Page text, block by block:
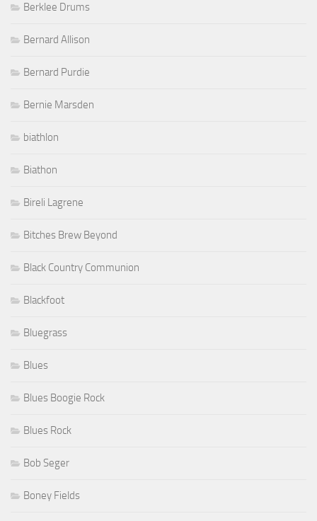
Berklee Drums
Bernard Allison
Bernard Purdie
Bernie Marsden
biathlon
Biathon
Bireli Lagrene
Bitches Brew Beyond
Black Country Communion
Blackfoot
Bluegrass
Blues
Blues Boogie Rock
Blues Rock
Bob Seger
Boney Fields